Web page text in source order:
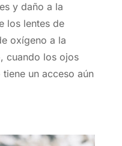
y daño a la
los lentes de
oxígeno a la
cuando los ojos
un acceso aún